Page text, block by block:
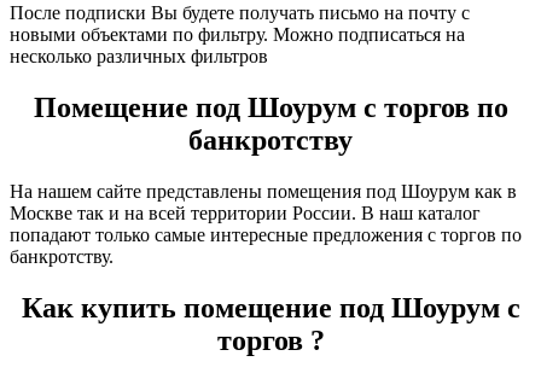
После подписки Вы будете получать письмо на почту с
новыми объектами по фильтру. Можно подписаться на
несколько различных фильтров
Помещение под Шоурум с торгов по
банкротству
На нашем сайте представлены помещения под Шоурум как в
Москве так и на всей территории России. В наш каталог
попадают только самые интересные предложения с торгов по
банкротству.
Как купить помещение под Шоурум с
торгов ?